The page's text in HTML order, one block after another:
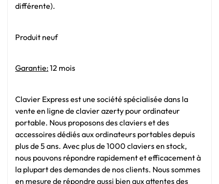
différente).
Produit neuf
Garantie:12 mois
Clavier Express est une société spécialisée dans la
vente en ligne de clavier azerty pour ordinateur
portable. Nous proposons des claviers et des
accessoires dédiés aux ordinateurs portables depuis
plus de 5 ans. Avec plus de 1000 claviers en stock,
nous pouvons répondre rapidement et efficacement à
la plupart des demandes de nos clients. Nous sommes
en mesure de répondre aussi bien aux attentes des